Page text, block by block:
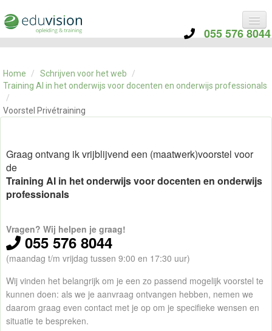
055 576 8044
CATEGORIE
OVER ONS
SKILLS ALCHEMIST
Home / Schrijven voor het web
/
Training AI in het onderwijs voor docenten en onderwijs professionals
/
Voorstel Privétraining
Graag ontvang ik vrijblijvend een (maatwerk)voorstel voor
de
Training AI in het onderwijs voor docenten en onderwijs
professionals
Vragen? Wij helpen je graag!
055 576 8044
(maandag t/m vrijdag tussen 9:00 en 17:30 uur)
Wij vinden het belangrijk om je een zo passend mogelijk voorstel te
kunnen doen: als we je aanvraag ontvangen hebben, nemen we
daarom graag even contact met je op om je specifieke wensen en
situatie te bespreken.